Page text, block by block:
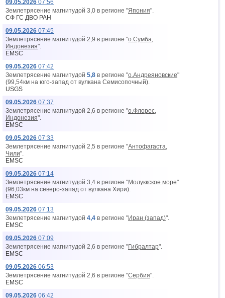
09.05.2026 07:56
Землетрясение магнитудой 3,0 в регионе "Япония".
СФ ГС ДВО РАН
09.05.2026 07:45
Землетрясение магнитудой 2,9 в регионе "о.Сумба,
Индонезия".
EMSC
09.05.2026 07:42
Землетрясение магнитудой 5,8 в регионе "о.Андреяновские"
(99,54км на юго-запад от вyлкана Семисопочный).
USGS
09.05.2026 07:37
Землетрясение магнитудой 2,6 в регионе "о.Флорес,
Индонезия".
EMSC
09.05.2026 07:33
Землетрясение магнитудой 2,5 в регионе "Антофагаста,
Чили".
EMSC
09.05.2026 07:14
Землетрясение магнитудой 3,4 в регионе "Молуккское море"
(96,03км на северо-запад от вyлкана Хири).
EMSC
09.05.2026 07:13
Землетрясение магнитудой 4,4 в регионе "Иран (запад)".
EMSC
09.05.2026 07:09
Землетрясение магнитудой 2,6 в регионе "Гибралтар".
EMSC
09.05.2026 06:53
Землетрясение магнитудой 2,6 в регионе "Сербия".
EMSC
09.05.2026 06:42